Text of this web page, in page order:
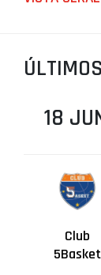
LIGA
LIGA
18
Club
5Basket